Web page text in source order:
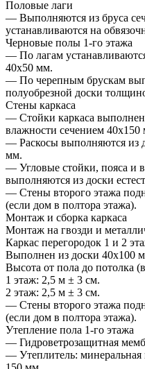
Половые лаги
— Выполняются из бруса
устанавливаются на
Черновые полы 1-го этажа
— По лагам
40х50 мм.
— По черепным брускам
полуобрезной доски
Стены каркаса
— Стойки каркаса
влажности сечением
— Раскосы выполняются из
мм.
— Угловые стойки, пояса и
выполняются из доски
— Стены второго этажа
(если дом в полтора этажа).
Монтаж и сборка каркаса
Монтаж на гвозди и
Каркас перегородок 1 и 2
Выполнен из доски 40х100
Высота от пола до потолка
1 этаж: 2,5 м ± 3 см.
2 этаж: 2,5 м ± 3 см.
— Стены второго этажа
(если дом в полтора этажа).
Утепление пола 1-го этажа
— Гидроветрозащитная
— Утеплитель: минеральная